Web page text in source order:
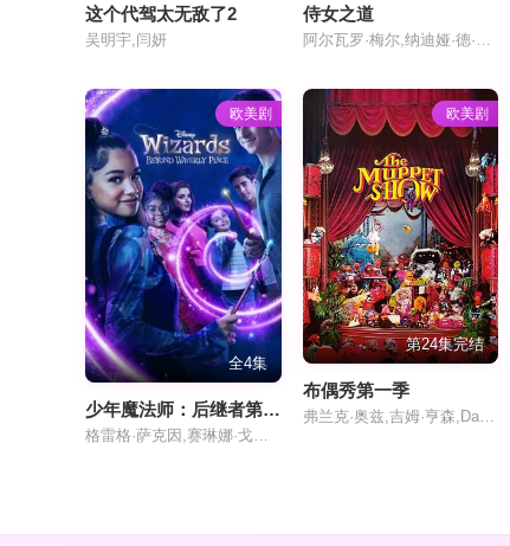
这个代驾太无敌了2
吴明宇,闫妍
侍女之道
欧美剧
全4集
少年魔法师：后继者第3季
格雷格·萨克因,赛琳娜·戈麦斯
欧美剧
第24集完结
布偶秀第一季
弗兰克·奥兹,吉姆·亨森,Dave Goelz